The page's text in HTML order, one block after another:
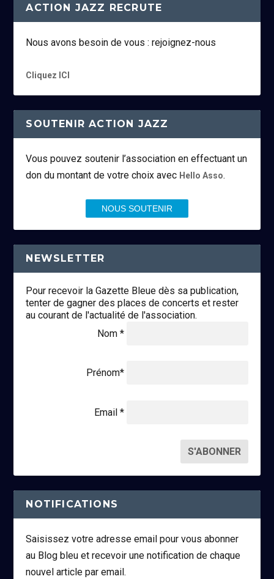
ACTION JAZZ RECRUTE
Nous avons besoin de vous : rejoignez-nous
Cliquez ICI
SOUTENIR ACTION JAZZ
Vous pouvez soutenir l’association en effectuant un
don du montant de votre choix avec Hello Asso.
NOUS SOUTENIR
NEWSLETTER
Pour recevoir la Gazette Bleue dès sa publication,
tenter de gagner des places de concerts et rester
au courant de l'actualité de l'association.
Nom *
Prénom*
Email *
NOTIFICATIONS
Saisissez votre adresse email pour vous abonner
au Blog bleu et recevoir une notification de chaque
nouvel article par email.